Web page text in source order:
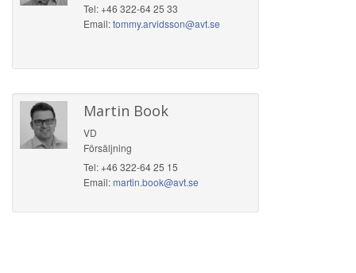
Tel: +46 322-64 25 33
Email:tommy.arvidsson@avt.se
Martin Book
VD
Försäljning
Tel: +46 322-64 25 15
Email:martin.book@avt.se